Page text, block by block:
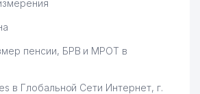
пенсии, БРВ и МРОТ в
в Глобальной Сети Интернет, г.